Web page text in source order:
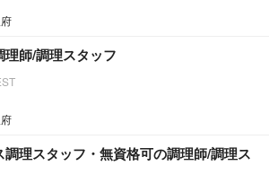
師/調理スタッフ
調理スタッフ・無資格可の調理師/調理ス